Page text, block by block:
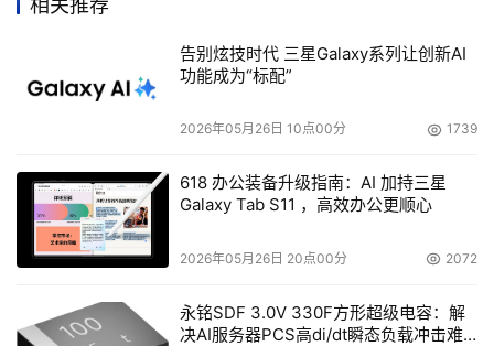
Qoder 1.0支持跨项目多任务并行
据介绍，全新的能力得益于Qoder在Harness Engineering
上的升级。Qoder将传统聊天对话升级为结构化的任务运行
时（Task Runtime），例如，Agent 的执行过程结构化为
Qoder还将分散的上下文供给转变为贯穿运行时的知识工
程，Agent可在规划、生成、审查不同阶段自动调用对应作
用域的知识，有效解决了传统Agent以相似度检索方式获取
目前，Qoder家族已拥有Qoder IDE、Qoder CLI、Qoder
相关推荐
告别炫技时代 三星Galaxy系列让创新AI
功能成为“标配”
2026年05月26日 10点00分 1739
618 办公装备升级指南：AI 加持三星
Galaxy Tab S11 ，高效办公更顺心
2026年05月26日 20点00分 2072
永铭SDF 3.0V 330F方形超级电容：解
决AI服务器PCS高di/dt瞬态负载冲击难